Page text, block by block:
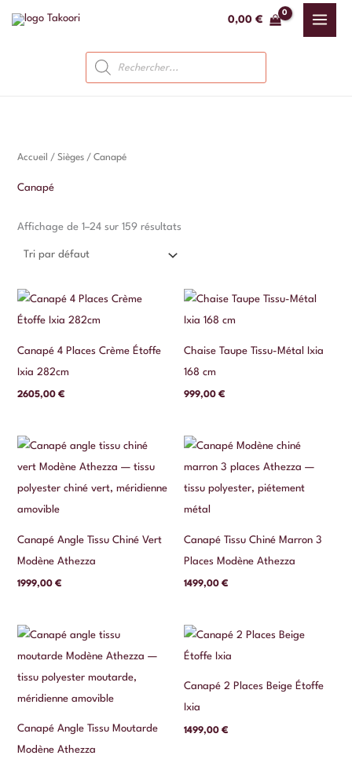
0,00 €
Recherche
de
produits
Accueil /Sièges / Canapé
Canapé
Affichage de 1–24 sur 159 résultats
Canapé 4 Places Crème Étoffe
Ixia 282cm
2605,00€
Chaise Taupe Tissu-Métal Ixia
168 cm
999,00 €
Canapé Angle Tissu Chiné Vert
Modène Athezza
1999,00€
Canapé Tissu Chiné Marron 3
Places Modène Athezza
1499,00 €
Canapé Angle Tissu Moutarde
Modène Athezza
Canapé 2 Places Beige Étoffe
Ixia
1499,00 €